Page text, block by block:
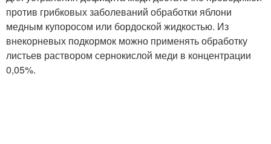
против грибковых заболеваний обработки яблони
медным купоросом или бордоской жидкостью. Из
внекорневых подкормок можно применять обработку
листьев раствором сернокислой меди в концентрации
0,05%.